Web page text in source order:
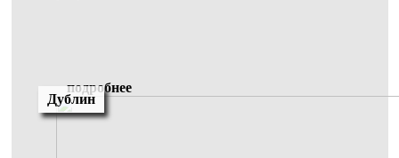
подробнее
Дублин